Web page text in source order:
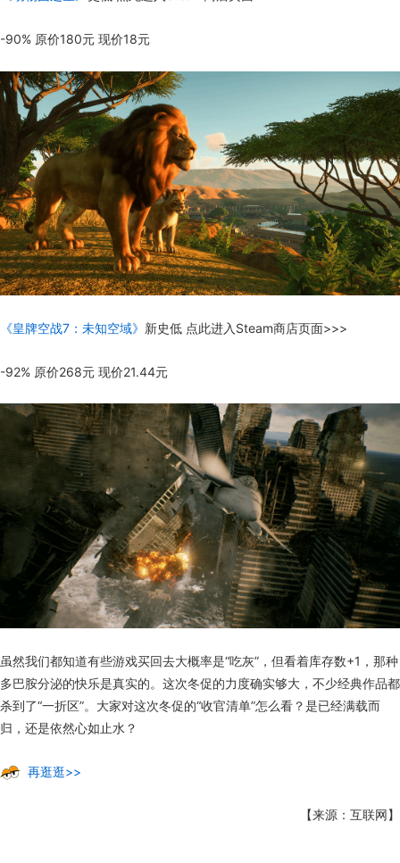
-90% 原价180元 现价18元
《皇牌空战7：未知空域》 新史低 点此进入Steam商店页面>>>
-92% 原价268元 现价21.44元
虽然我们都知道有些游戏买回去大概率是“吃灰”，但看着库存数+1，那种
多巴胺分泌的快乐是真实的。这次冬促的力度确实够大，不少经典作品都
杀到了“一折区”。 大家对这次冬促的“收官清单”怎么看？是已经满载而
归，还是依然心如止水？
再逛逛>>
【来源：互联网】